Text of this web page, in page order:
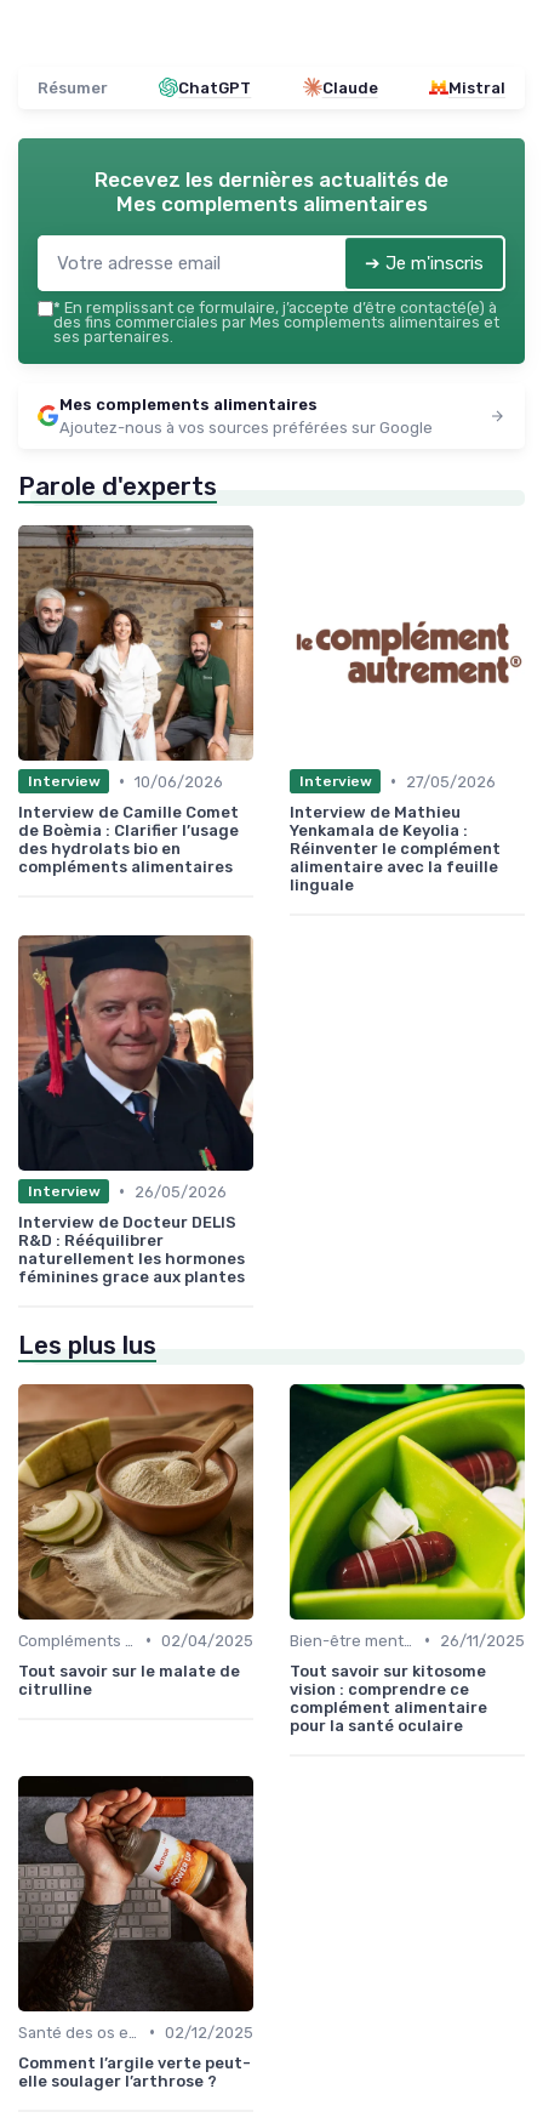
Résumer ChatGPT Claude Mistral
Recevez les dernières actualités de
Mes complements alimentaires
➔ Je m'inscris
* En remplissant ce formulaire, j’accepte d’être contacté(e) à
des fins commerciales par Mes complements alimentaires et
ses partenaires.
Mes complements alimentaires
Ajoutez-nous à vos sources préférées sur Google
Parole d'experts
Interview • 10/06/2026
Interview de Camille Comet
de Boèmia : Clarifier l’usage
des hydrolats bio en
compléments alimentaires
Interview •
27/05/2026
Interview de Mathieu
Yenkamala de Keyolia :
Réinventer le complément
alimentaire avec la feuille
linguale
Interview •
26/05/2026
Interview de Docteur DELIS
R&D : Rééquilibrer
naturellement les hormones
féminines grace aux plantes
Les plus lus
• 02/04/2025
Tout savoir sur le malate de
citrulline
•
26/11/2025
Tout savoir sur kitosome
vision : comprendre ce
complément alimentaire
pour la santé oculaire
• 02/12/2025
Comment l’argile verte peut-
elle soulager l’arthrose ?